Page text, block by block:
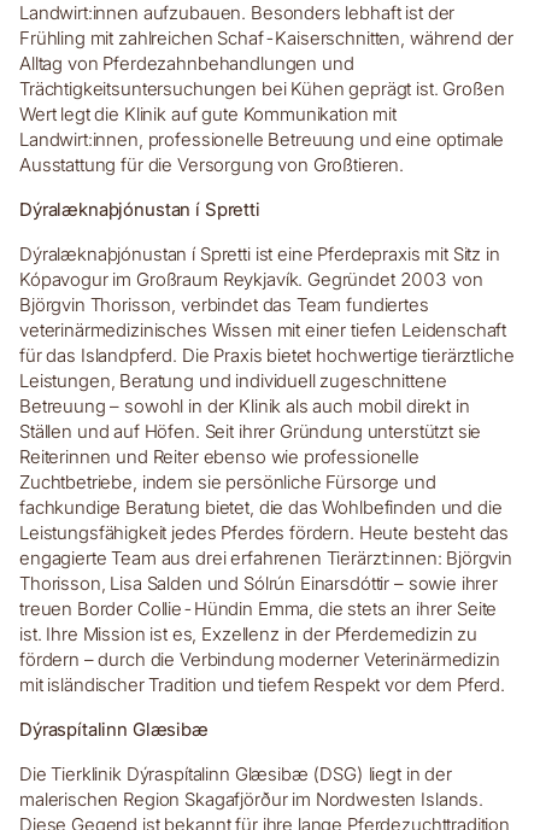
Landwirt:innen aufzubauen. Besonders lebhaft ist der
Frühling mit zahlreichen Schaf-Kaiserschnitten, während der
Alltag von Pferdezahnbehandlungen und
Trächtigkeitsuntersuchungen bei Kühen geprägt ist. Großen
Wert legt die Klinik auf gute Kommunikation mit
Landwirt:innen, professionelle Betreuung und eine optimale
Ausstattung für die Versorgung von Großtieren.
Dýralæknaþjónustan í Spretti
Dýralæknaþjónustan í Spretti ist eine Pferdepraxis mit Sitz in
Kópavogur im Großraum Reykjavík. Gegründet 2003 von
Björgvin Thorisson, verbindet das Team fundiertes
veterinärmedizinisches Wissen mit einer tiefen Leidenschaft
für das Islandpferd. Die Praxis bietet hochwertige tierärztliche
Leistungen, Beratung und individuell zugeschnittene
Betreuung – sowohl in der Klinik als auch mobil direkt in
Ställen und auf Höfen. Seit ihrer Gründung unterstützt sie
Reiterinnen und Reiter ebenso wie professionelle
Zuchtbetriebe, indem sie persönliche Fürsorge und
fachkundige Beratung bietet, die das Wohlbefinden und die
Leistungsfähigkeit jedes Pferdes fördern. Heute besteht das
engagierte Team aus drei erfahrenen Tierärzt:innen: Björgvin
Thorisson, Lisa Salden und Sólrún Einarsdóttir – sowie ihrer
treuen Border Collie-Hündin Emma, die stets an ihrer Seite
ist. Ihre Mission ist es, Exzellenz in der Pferdemedizin zu
fördern – durch die Verbindung moderner Veterinärmedizin
mit isländischer Tradition und tiefem Respekt vor dem Pferd.
Dýraspítalinn Glæsibæ
Die Tierklinik Dýraspítalinn Glæsibæ (DSG) liegt in der
malerischen Region Skagafjörður im Nordwesten Islands.
Diese Gegend ist bekannt für ihre lange Pferdezuchttradition